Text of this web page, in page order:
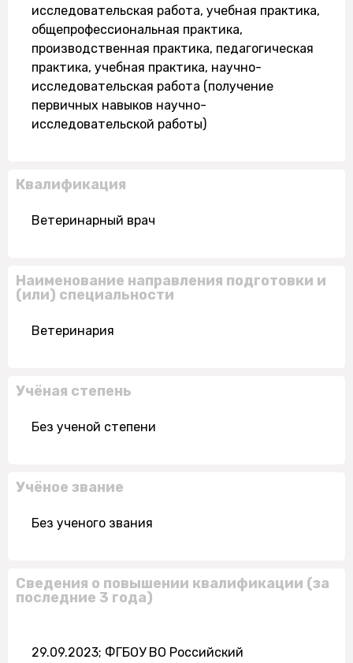
исследовательская работа, учебная практика,
общепрофессиональная практика,
производственная практика, педагогическая
практика, учебная практика, научно-
исследовательская работа (получение
первичных навыков научно-
исследовательской работы)
Квалификация
Ветеринарный врач
Наименование направления подготовки и
(или) специальности
Ветеринария
Учёная степень
Без ученой степени
Учёное звание
Без ученого звания
Сведения о повышении квалификации (за
последние 3 года)
29.09.2023; ФГБОУ ВО Российский